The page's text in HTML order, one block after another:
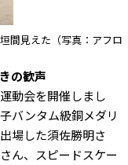
間見えた（写真：アフロ
の歓声
動会を開催しまし
バンタム級銅メダリ
場した須佐勝明さ
ん、スピードスケー